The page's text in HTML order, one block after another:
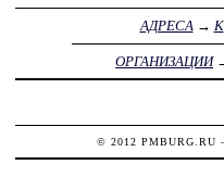
АДРЕСА→ К
ОРГАНИЗАЦИИ
© 2012 PMBURG.RU